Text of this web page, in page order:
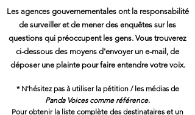
Les agences gouvernementales ont la responsabilité
de surveiller et de mener des enquêtes sur les
questions qui préoccupent les gens. Vous trouverez
ci-dessous des moyens d'envoyer un e-mail, de
déposer une plainte pour faire entendre votre voix.
* N'hésitez pas à utiliser la pétition / les médias de
Panda Voices comme référence.
Pour obtenir la liste complète des destinataires et un